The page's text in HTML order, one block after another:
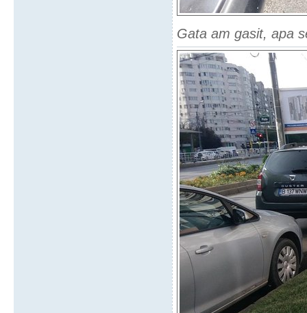
Gata am gasit, apa